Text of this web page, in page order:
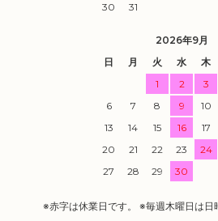
30
31
2026年9月
日
月 火 水 木
1
2 3
6
7 8 9 10
13
14 15 16 17
20
21 22 23 24
27
28 29 30
※赤字は休業日です。 ※毎週木曜日は日